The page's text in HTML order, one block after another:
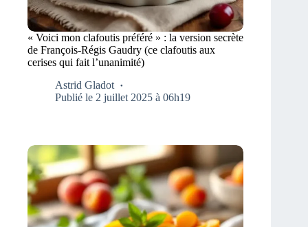
« Voici mon clafoutis préféré » : la version secrète
de François‑Régis Gaudry (ce clafoutis aux
cerises qui fait l’unanimité)
Astrid Gladot
Publié le 2 juillet 2025 à 06h19